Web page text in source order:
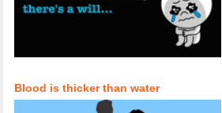
Blood is thicker than water